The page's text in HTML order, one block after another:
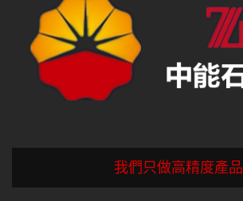
我們只做高精度產品